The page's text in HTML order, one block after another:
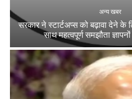
अन्य खबर
सरकार ने स्टार्टअप्‍स को बढ़ावा देने के
साथ महत्‍वपूर्ण समझौता